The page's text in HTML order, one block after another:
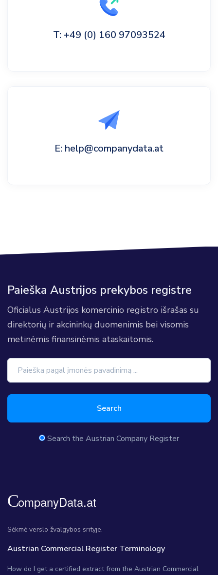
T: +49 (0) 160 97093524
E: help@companydata.at
Paieška Austrijos prekybos registre
Oficialus Austrijos komercinio registro išrašas su
direktorių ir akcininkų duomenimis bei visomis
metinėmis finansinėmis ataskaitomis.
Search
Search the Austrian Company Register
Sėkmė verslo žvalgybos srityje.
Austrian Commercial Register Terminology
How do I get a certified extract from the Austrian Commercial